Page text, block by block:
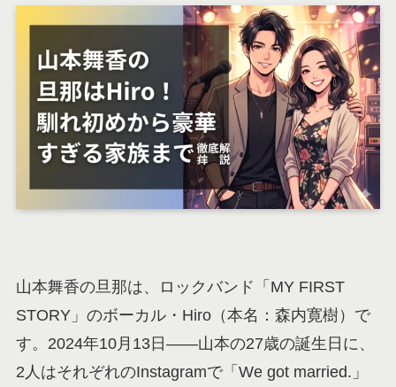
山本舞香の旦那は、ロックバンド「MY FIRST
STORY」のボーカル・Hiro（本名：森内寛樹）で
す。2024年10月13日——山本の27歳の誕生日に、
2人はそれぞれのInstagramで「We got married.」